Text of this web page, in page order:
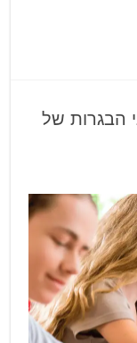
הבגרות של